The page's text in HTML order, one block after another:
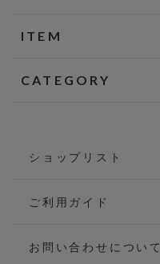
ITEM
CATEGORY
ショップリスト
ご利用ガイド
お問い合わせについて